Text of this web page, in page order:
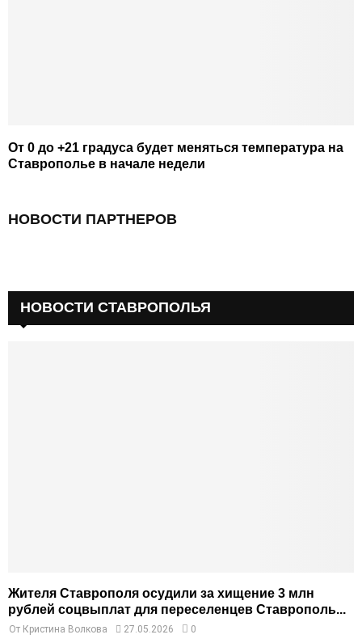
От 0 до +21 градуса будет меняться температура на
Ставрополье в начале недели
НОВОСТИ ПАРТНЕРОВ
НОВОСТИ СТАВРОПОЛЬЯ
Жителя Ставрополя осудили за хищение 3 млн
рублей соцвыплат для переселенцев Ставрополь...
От Кристина Волкова 27.05.2026 0